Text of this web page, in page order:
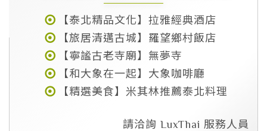
【泰北精品文化】拉雅經典酒店
【旅居清邁古城】羅望鄉村飯店
【寧謐古老寺廟】無夢寺
【和大象在一起】大象咖啡廳
【精選美食】米其林推薦泰北料理
請洽詢 LuxThai 服務人員